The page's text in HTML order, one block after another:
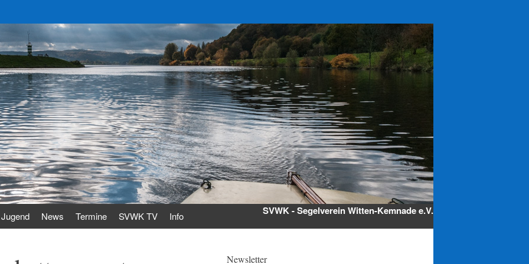
Jugend News Termine SVWK TV Info SVWK - Segelverein Witten-Kemnade e.V.
Newsletter